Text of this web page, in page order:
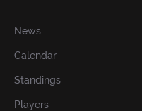
News
Calendar
Standings
Players